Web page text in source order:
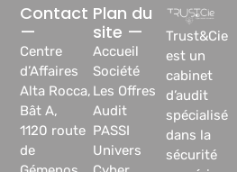
Trust&Cie
est un
cabinet
d’audit
spécialisé
dans la
sécurité
Plan du
site —
Accueil
Société
Les Offres
Audit
PASSI
Univers
Contact
—
Centre
d’Affaires
Alta Rocca,
Bât A,
1120 route
de